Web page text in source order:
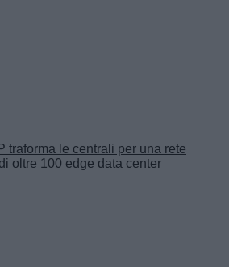
traforma le centrali per una rete
oltre 100 edge data center